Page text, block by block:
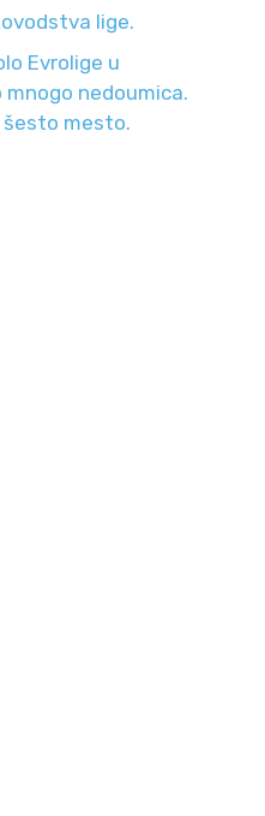
lige.
Evrolige u
nedoumica.
šesto mesto.